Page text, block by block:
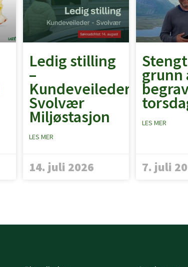
Ledig stilling
–
Kundeveileder
Svolvær
Miljøstasjon
LES MER
14. juli 2026
grunn
LES MER
7. juli